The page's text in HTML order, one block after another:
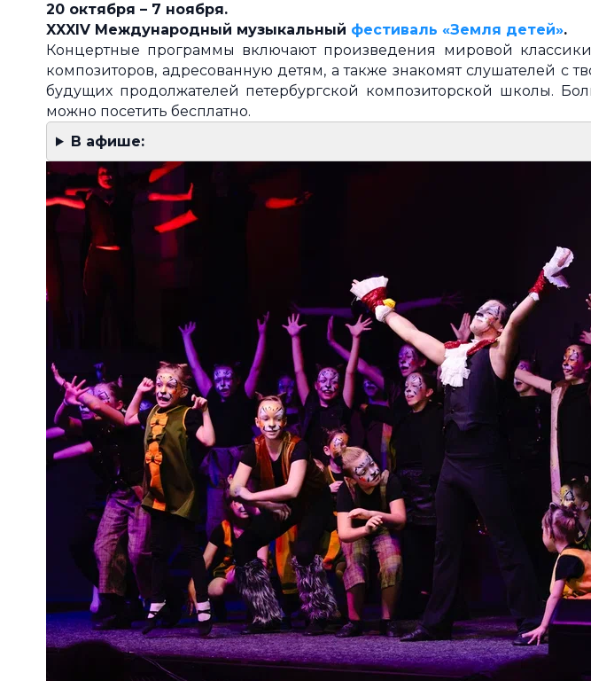
20 октября – 7 ноября.
XXXIV Международный музыкальный фестиваль «Земля детей».
Концертные программы включают произведения мировой
композиторов, адресованную детям, а также знакомят слушателей с
будущих продолжателей петербургской композиторской школы.
можно посетить бесплатно.
В афише: